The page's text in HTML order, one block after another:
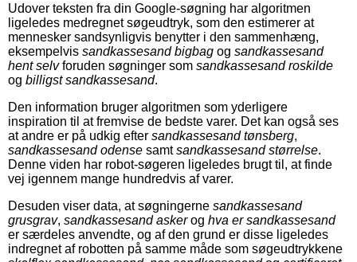
Udover teksten fra din Google-søgning har algoritmen
ligeledes medregnet søgeudtryk, som den estimerer at
mennesker sandsynligvis benytter i den sammenhæng,
eksempelvis sandkassesand bigbag og sandkassesand
hent selvforuden søgninger som sandkassesand roskilde
og billigst sandkassesand.
Den information bruger algoritmen som yderligere
inspiration til at fremvise de bedste varer. Det kan også ses
at andre er på udkig efter sandkassesand tønsberg,
sandkassesand odense samtsandkassesand størrelse.
Denne viden har robot-søgeren ligeledes brugt til, at finde
vej igennem mange hundredvis af varer.
Desuden viser data, at søgningerne sandkassesand
grusgrav, sandkassesand askerog hva er sandkassesand
er særdeles anvendte, og af den grund er disse ligeledes
indregnet af robotten på samme måde som søgeudtrykkene